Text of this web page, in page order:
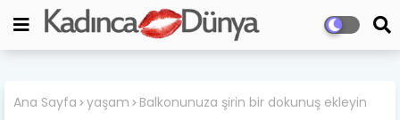
Ana Sayfa yaşam Balkonunuza şirin bir dokunuş ekleyin